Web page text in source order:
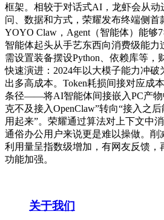
框架。相较于对话式AI，龙虾会从动
问、数据和方式，荣耀发布终端侧
YOYO Claw，Agent（智能体）能够
智能体起头从手艺东西向消费级能
需设置装备摆设Python、依赖库等，
快速演进：2024年以大模子能力冲
出多高成本。Token耗损间接对应成
条径——将AI智能体间接嵌入PC产物
克不及接入OpenClaw”转向“接入之
用起来”。荣耀通过算法对上下文中
通俗办公用户来说更是难以操做。削
利用量呈指数级增加，有网友反馈，
功能加强。
关于我们